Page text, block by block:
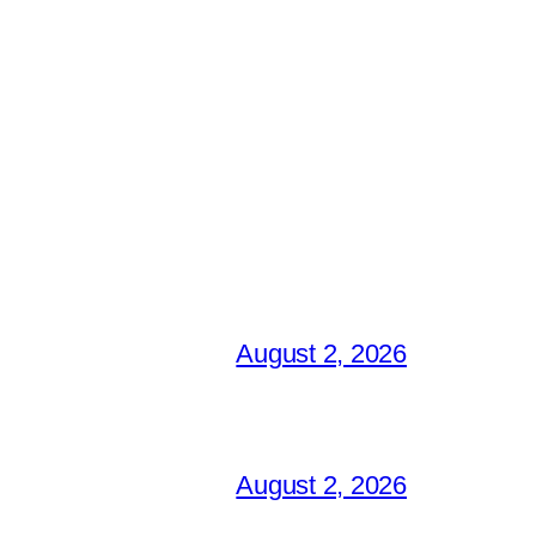
August 2, 2026
August 2, 2026